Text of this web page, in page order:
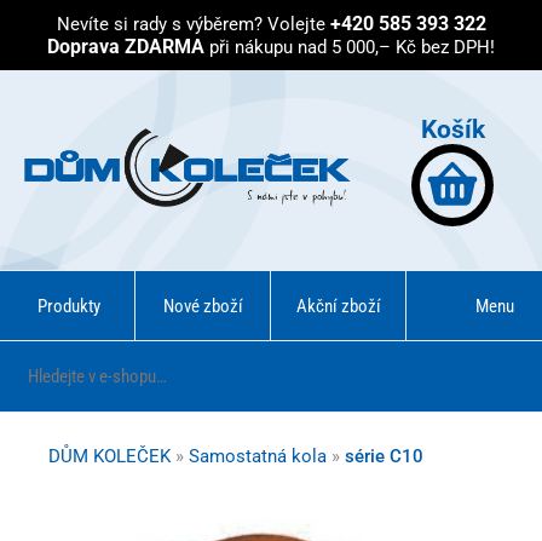
Nevíte si rady s výběrem? Volejte +420 585 393 322
Doprava ZDARMA při nákupu nad 5 000,– Kč bez DPH!
Košík
Produkty Nové zboží Akční zboží Menu
DŮM KOLEČEK» Samostatná kola » série C10